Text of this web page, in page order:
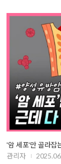
'암 세포'만 골라잡
관리자